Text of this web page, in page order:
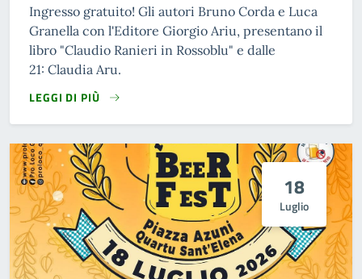
Ingresso gratuito! Gli autori Bruno Corda e Luca
Granella con l'Editore Giorgio Ariu, presentano il
libro "Claudio Ranieri in Rossoblu" e dalle
21: Claudia Aru.
LEGGI DI PIÙ
18
Luglio